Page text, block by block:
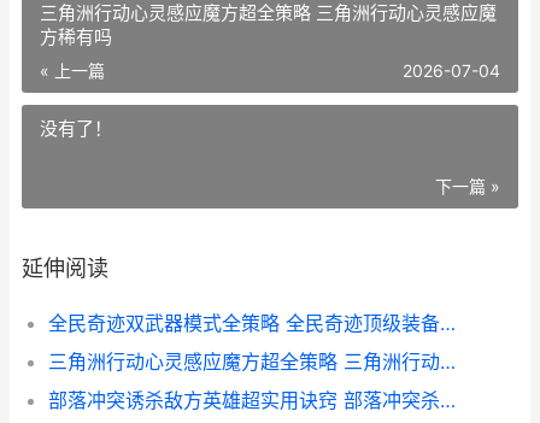
三角洲行动心灵感应魔方超全策略 三角洲行动心灵感应魔
方稀有吗
« 上一篇 2026-07-04
没有了！
下一篇 »
延伸阅读
全民奇迹双武器模式全策略 全民奇迹顶级装备名称
三角洲行动心灵感应魔方超全策略 三角洲行动心灵感应魔方稀有吗
部落冲突诱杀敌方英雄超实用诀窍 部落冲突杀援兵技巧